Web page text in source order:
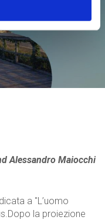
Alessandro Maiocchi
a "L’uomo
la proiezione